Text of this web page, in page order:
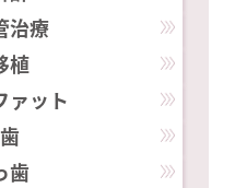
治療
植
ァット
歯